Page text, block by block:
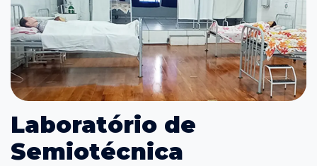
Laboratório de
Semiotécnica